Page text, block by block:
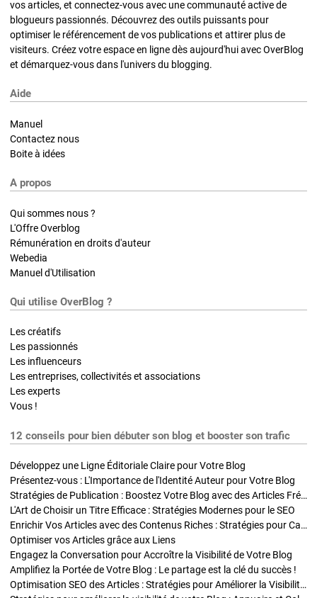
vos articles, et connectez-vous avec une communauté active de
blogueurs passionnés. Découvrez des outils puissants pour
optimiser le référencement de vos publications et attirer plus de
visiteurs. Créez votre espace en ligne dès aujourd'hui avec OverBlog
et démarquez-vous dans l'univers du blogging.
Aide
Manuel
Contactez nous
Boite à idées
A propos
Qui sommes nous ?
L'Offre Overblog
Rémunération en droits d'auteur
Webedia
Manuel d'Utilisation
Qui utilise OverBlog ?
Les créatifs
Les passionnés
Les influenceurs
Les entreprises, collectivités et associations
Les experts
Vous !
12 conseils pour bien débuter son blog et booster son trafic
Développez une Ligne Éditoriale Claire pour Votre Blog
Présentez-vous : L'Importance de l'Identité Auteur pour Votre Blog
Stratégies de Publication : Boostez Votre Blog avec des Articles Fréquents et Exclusifs
L'Art de Choisir un Titre Efficace : Stratégies Modernes pour le SEO
Enrichir Vos Articles avec des Contenus Riches : Stratégies pour Captiver et Optimiser
Optimiser vos Articles grâce aux Liens
Engagez la Conversation pour Accroître la Visibilité de Votre Blog
Amplifiez la Portée de Votre Blog : Le partage est la clé du succès !
Optimisation SEO des Articles : Stratégies pour Améliorer la Visibilité de Votre Blog